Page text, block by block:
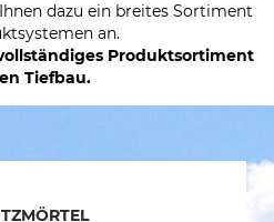
dazu ein breites Sortiment
an.
Produktsortiment
Tiefbau.